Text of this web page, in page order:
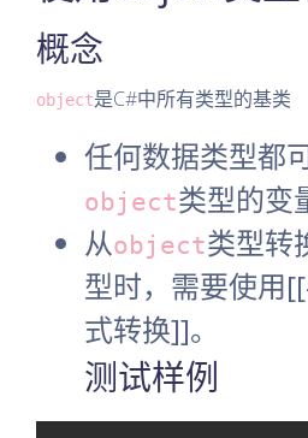
概念
object是C#中所有类型的基类
任何数据类型都
object类型的变
从object类型转
型时，需要使
式转换]]。
测试样例